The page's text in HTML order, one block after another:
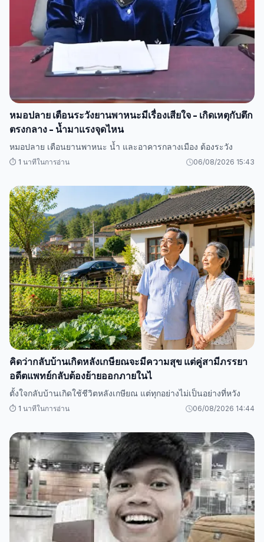
หมอปลาย เตือนระวังยานพาหนะมีเรื่องเสียใจ - เกิดเหตุกับตึก
ตรงกลาง - น้ำมาแรงจุดไหน
หมอปลาย เตือนยานพาหนะ น้ำ และอาคารกลางเมือง ต้องระวัง
⏱️ 1 นาทีในการอ่าน 06/08/2026 15:43
คิดว่ากลับบ้านเกิดหลังเกษียณจะมีความสุข แต่คู่สามีภรรยา
อดีตแพทย์กลับต้องย้ายออกภายในไ
ตั้งใจกลับบ้านเกิดใช้ชีวิตหลังเกษียณ แต่ทุกอย่างไม่เป็นอย่างที่หวัง
⏱️ 1 นาทีในการอ่าน 06/08/2026 14:44